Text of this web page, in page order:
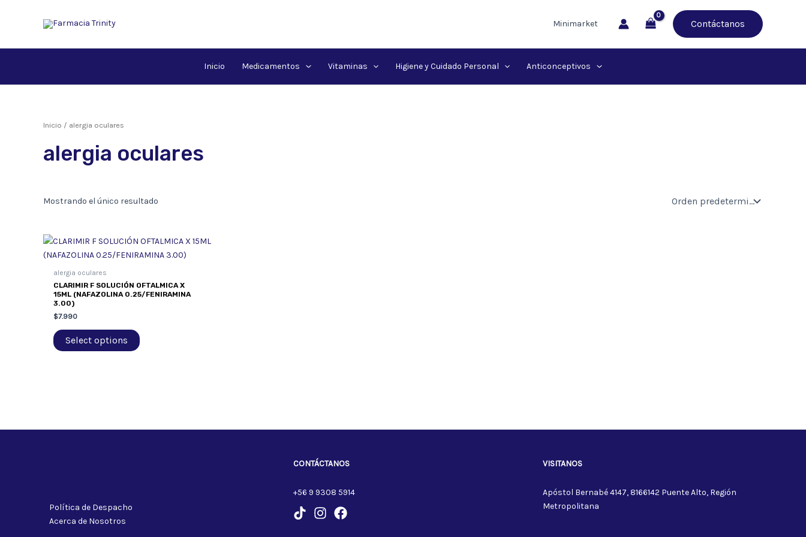
Minimarket Contáctanos
Inicio Medicamentos Vitaminas Higiene y Cuidado Personal Anticonceptivos
Inicio / alergia oculares
alergia oculares
Mostrando el único resultado
alergia oculares
CLARIMIR F SOLUCIÓN OFTALMICA X
15ML (NAFAZOLINA 0.25/FENIRAMINA
3.00)
$7.990
Select options
Política de Despacho
Acerca de Nosotros
CONTÁCTANOS
+56 9 9308 5914
VISITANOS
Apóstol Bernabé 4147, 8166142 Puente Alto, Región
Metropolitana